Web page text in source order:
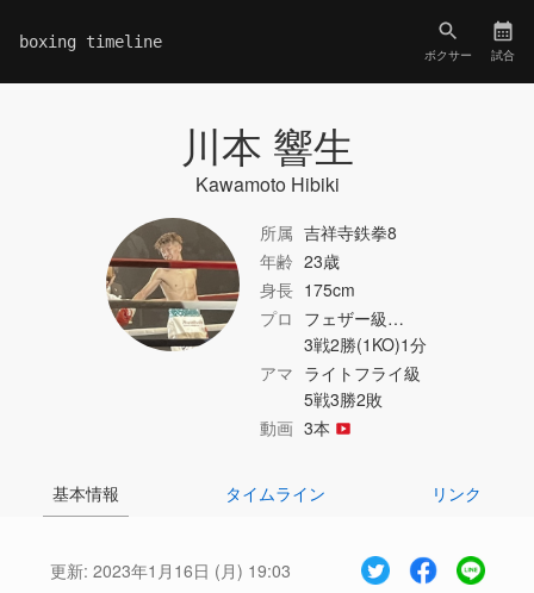
boxing timeline
ボクサー 試合
川本 響生
Kawamoto Hibiki
所属 吉祥寺鉄拳8
年齢 23歳
身長 175cm
プロ フェザー級…
3戦2勝(1KO)1分
アマ ライトフライ級
5戦3勝2敗
動画 3本
基本情報 タイムライン リンク
更新: 2023年1月16日 (月) 19:03